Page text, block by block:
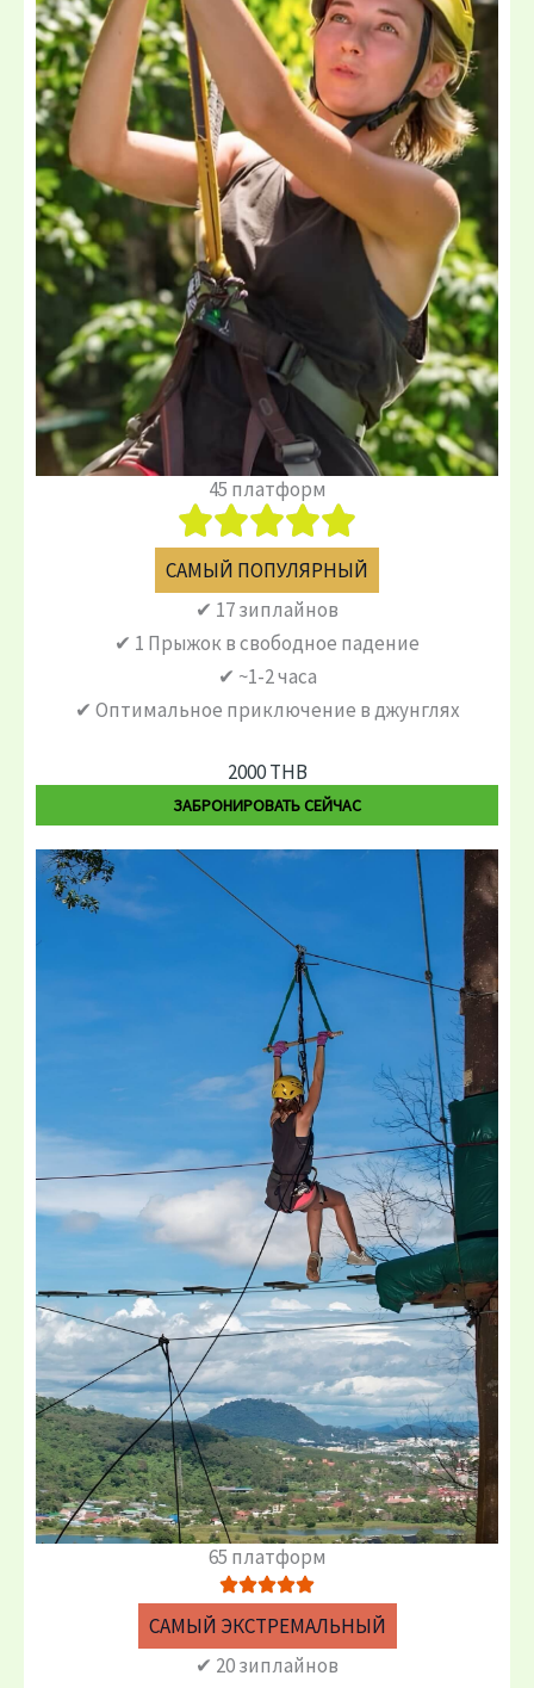
45 платформ
САМЫЙ ПОПУЛЯРНЫЙ
✔ 17 зиплайнов
✔ 1 Прыжок в свободное падение
✔ ~1-2 часа
✔ Оптимальное приключение в джунглях
2000 THB
ЗАБРОНИРОВАТЬ СЕЙЧАС
65 платформ
САМЫЙ ЭКСТРЕМАЛЬНЫЙ
✔ 20 зиплайнов